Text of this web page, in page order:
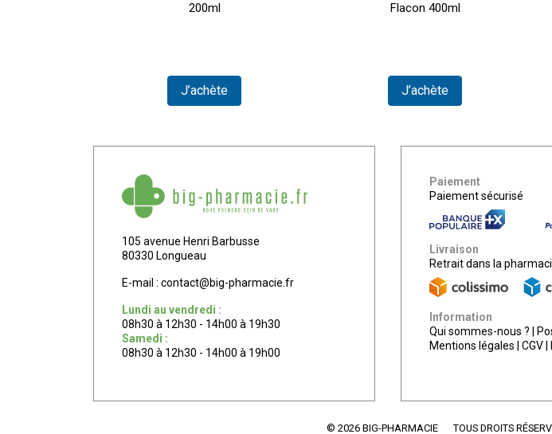
200ml
J’achète
Flacon 400ml
J’achète
105 avenue Henri Barbusse
80330 Longueau
E-mail : contact@big-pharmacie.fr
Lundi au vendredi :
08h30 à 12h30 - 14h00 à 19h30
Samedi :
08h30 à 12h30 - 14h00 à 19h00
Paiement
Paiement sécurisé
Livraison
Retrait dans la
Information
Qui sommes-nous ?
Mentions légales
CGV
© 2026 BIG-PHARMACIE TOUS DROITS